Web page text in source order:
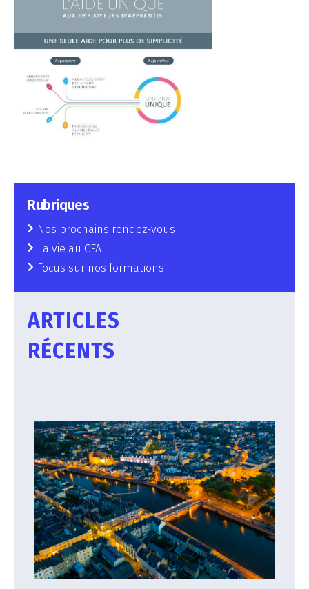
Rubriques
Nos prochains rendez-vous
La vie au CFA
Focus sur nos formations
ARTICLES
RÉCENTS
Formation Laval
Actualités Focus sur nos formations IIA